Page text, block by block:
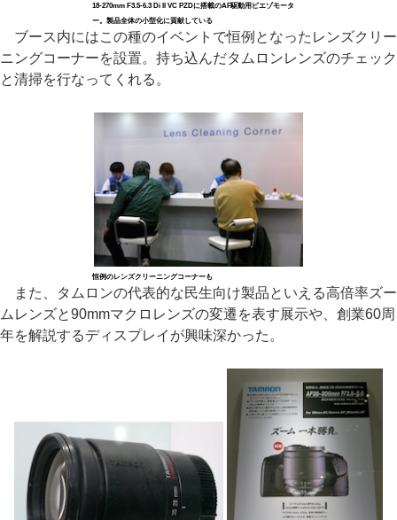
18-270mm F3.5-6.3 Di II VC PZDに搭載のAF駆動用ピエゾモータ
ー。製品全体の小型化に貢献している
ブース内にはこの種のイベントで恒例となったレンズクリー
ニングコーナーを設置。持ち込んだタムロンレンズのチェック
と清掃を行なってくれる。
恒例のレンズクリーニングコーナーも
また、タムロンの代表的な民生向け製品といえる高倍率ズー
ムレンズと90mmマクロレンズの変遷を表す展示や、創業60周
年を解説するディスプレイが興味深かった。